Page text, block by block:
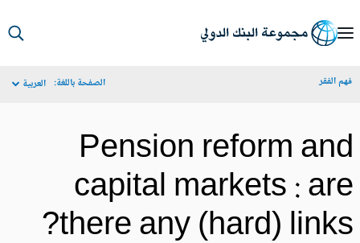
الفقر الصفحة باللغة: العربية
Pension reform
capital markets :
there any (hard) links?